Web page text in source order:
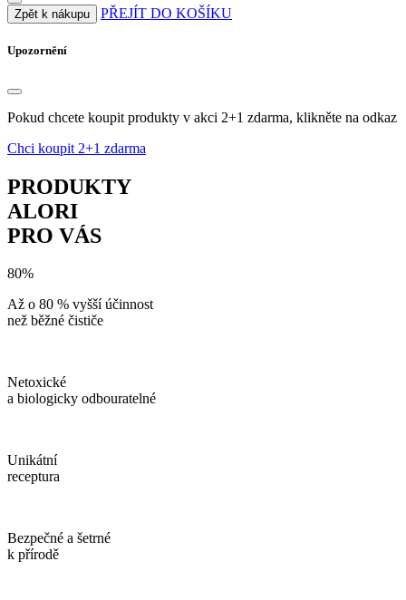
Zpět k nákupu PŘEJÍT DO KOŠÍKU
Upozornění
Pokud chcete koupit produkty v akci 2+1 zdarma, klikněte na odkaz
Chci koupit 2+1 zdarma
PRODUKTY
ALORI
PRO VÁS
80%
Až o 80 % vyšší účinnost
než běžné čističe
Netoxické
a biologicky odbouratelné
Unikátní
receptura
Bezpečné a šetrné
k přírodě